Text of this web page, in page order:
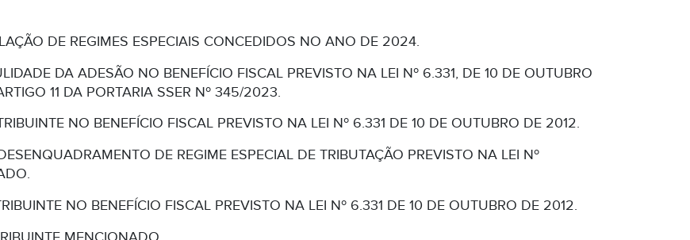
DE REGIMES ESPECIAIS CONCEDIDOS NO ANO DE 2024.
DA ADESÃO NO BENEFÍCIO FISCAL PREVISTO NA LEI Nº 6.331, DE 10 DE OUTUBRO
11 DA PORTARIA SSER Nº 345/2023.
NO BENEFÍCIO FISCAL PREVISTO NA LEI Nº 6.331 DE 10 DE OUTUBRO DE 2012.
DE REGIME ESPECIAL DE TRIBUTAÇÃO PREVISTO NA LEI Nº
NO BENEFÍCIO FISCAL PREVISTO NA LEI Nº 6.331 DE 10 DE OUTUBRO DE 2012.